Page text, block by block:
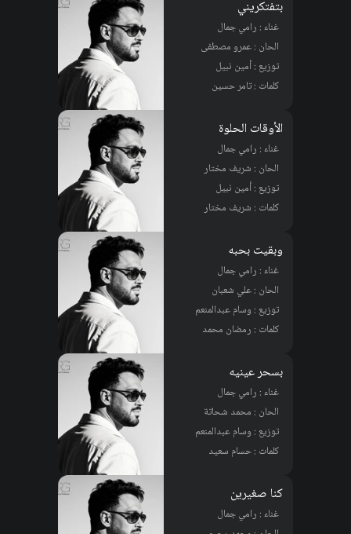
بتفتكريني
غناء : رامي جمال
الحان : عمرو مصطفى
توزيع : أمين نبيل
كلمات : تامر حسين
الأوقات الحلوة
غناء : رامي جمال
الحان : شريف مختار
توزيع : أمين نبيل
كلمات : شريف مختار
وبقيت بحبه
غناء : رامي جمال
الحان : علي شعبان
توزيع : وسام عبدالمنعم
كلمات : رمضان محمد
بسحر عينيه
غناء : رامي جمال
الحان : محمد شحاتة
توزيع : وسام عبدالمنعم
كلمات : حسام سعيد
كنا صغيرين
غناء : رامي جمال